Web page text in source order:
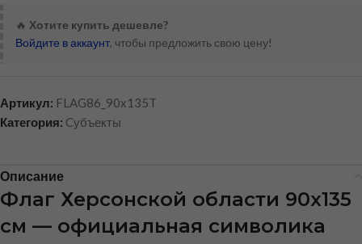
🔥 Хотите купить дешевле?
Войдите в аккаунт, чтобы предложить свою цену!
Артикул: FLAG86_90x135T
Категория: Cубъекты
Описание
Флаг Херсонской области 90х135
см — официальная символика